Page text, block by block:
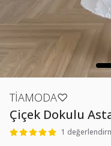
TİAMODA♡
Çiçek Dokulu
1